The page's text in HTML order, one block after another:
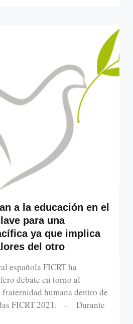
a la educación en el
para una
ya que implica
del otro
española FICRT ha
debate en torno al
humana dentro de
FICRT 2021. – Durante